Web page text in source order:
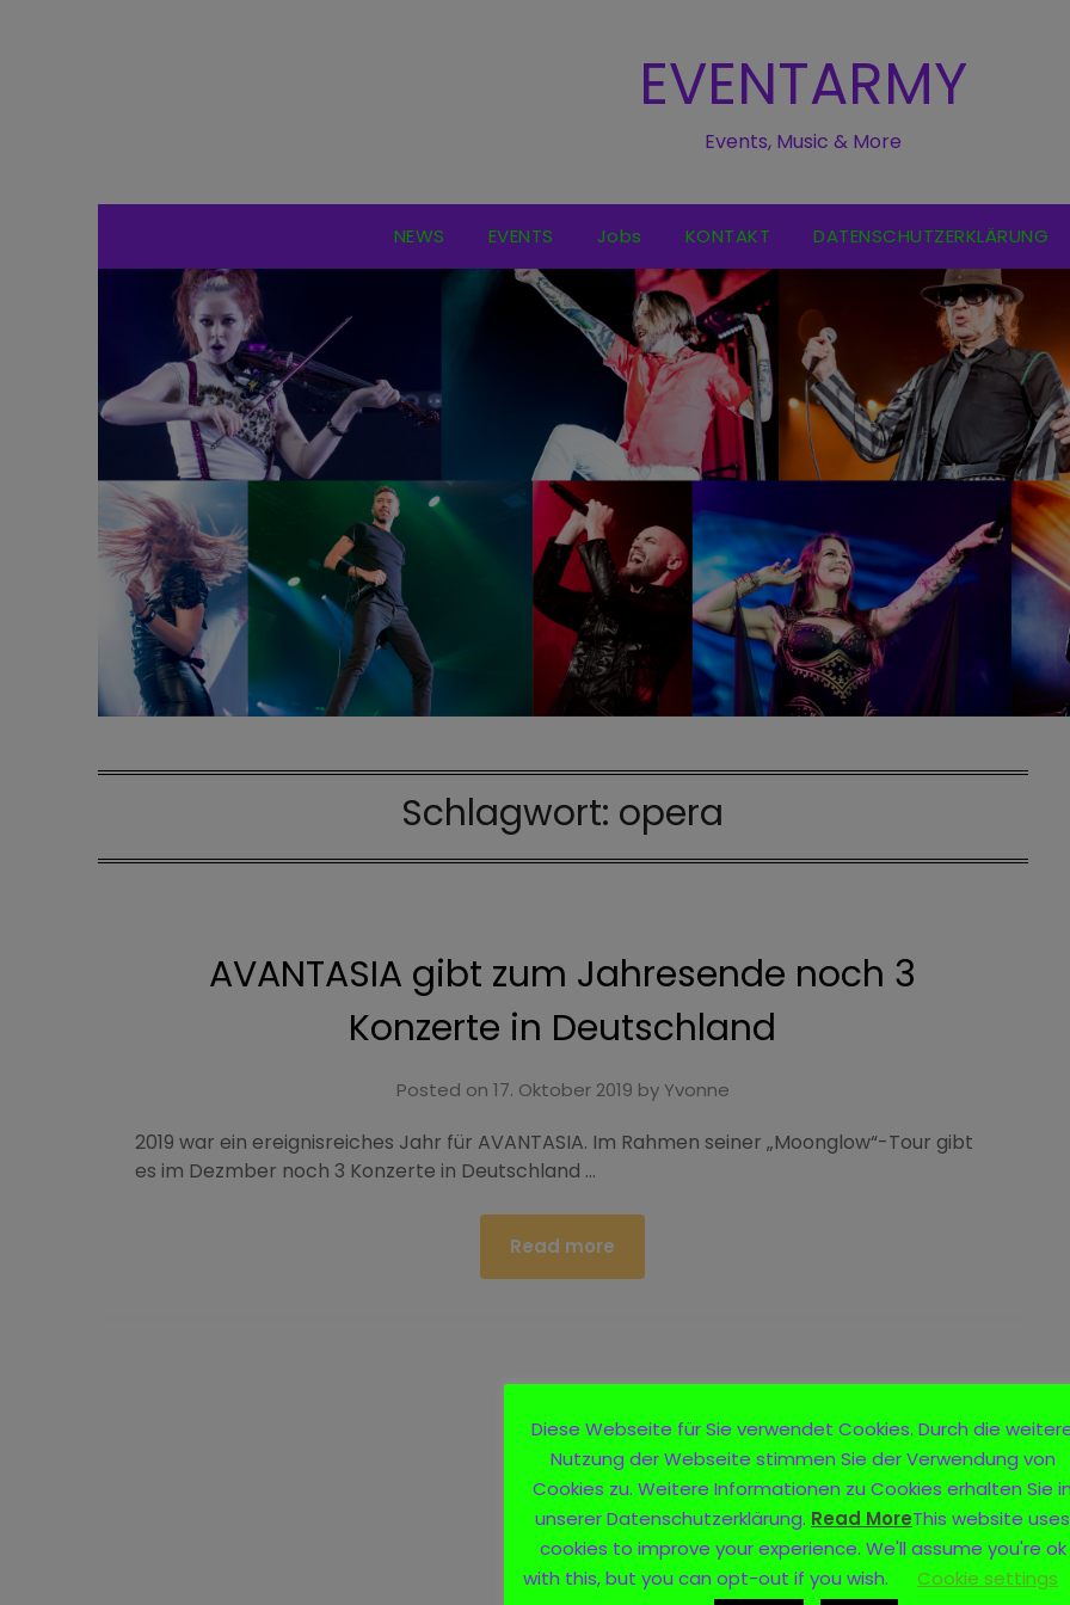
EVENTARMY
Events, Music & More
NEWS EVENTS Jobs KONTAKT DATENSCHUTZERKLÄRUNG
Schlagwort: opera
AVANTASIA gibt zum Jahresende noch 3
Konzerte in Deutschland
Posted on 17. Oktober 2019 byYvonne
2019 war ein ereignisreiches Jahr für AVANTASIA. Im Rahmen seiner „Moonglow“-Tour gibt
es im Dezmber noch 3 Konzerte in Deutschland …
Read more
Diese Webseite für Sie verwendet Cookies. Durch die
Nutzung der Webseite stimmen Sie der Verwendung von
Cookies zu. Weitere Informationen zu Cookies erhalten Sie
unserer Datenschutzerklärung. Read MoreThis website uses
cookies to improve your experience. We'll assume you're ok
with this, but you can opt-out if you wish.
Cookie settings